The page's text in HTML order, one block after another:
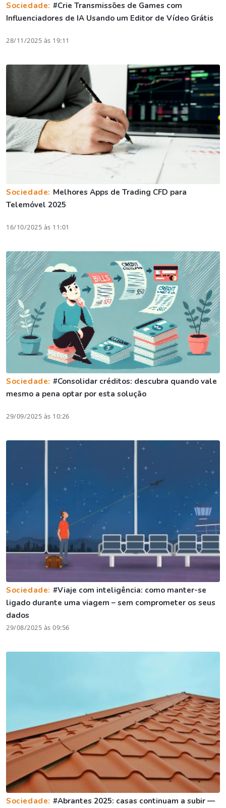
Sociedade: #Crie Transmissões de Games com
Influenciadores de IA Usando um Editor de Vídeo Grátis
28/11/2025 às 19:11
Sociedade: Melhores Apps de Trading CFD para
Telemóvel 2025
16/10/2025 às 11:01
Sociedade: #Consolidar créditos: descubra quando vale
mesmo a pena optar por esta solução
29/09/2025 às 10:26
Sociedade: #Viaje com inteligência: como manter-se
ligado durante uma viagem – sem comprometer os seus
dados
29/08/2025 às 09:56
Sociedade: #Abrantes 2025: casas continuam a subir —